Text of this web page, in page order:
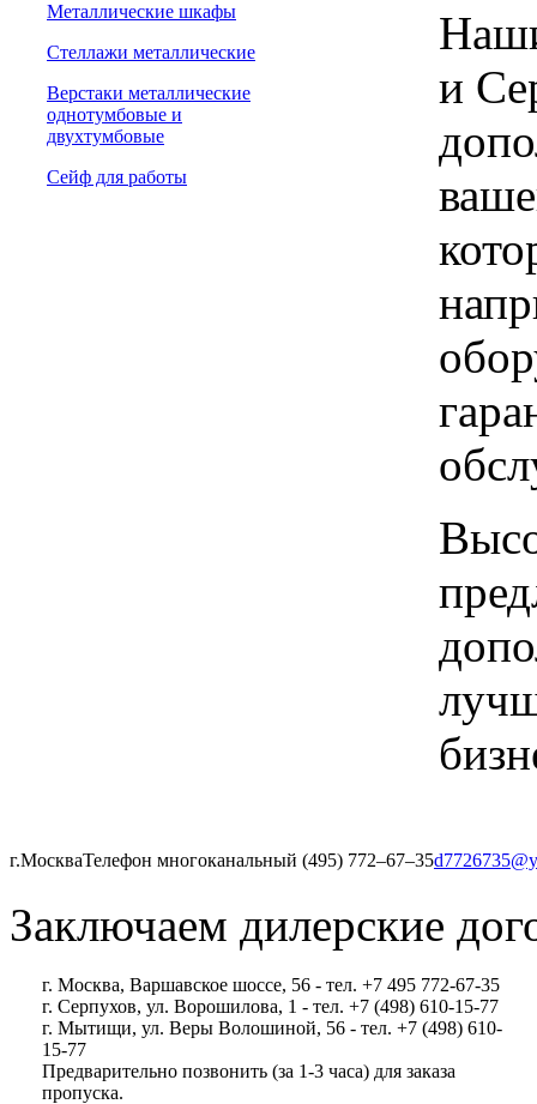
Металлические шкафы
Стеллажи металлические
Верстаки металлические
однотумбовые и
двухтумбовые
Сейф для работы
и
г.МоскваТелефон многоканальный (495) 772‒67‒35
Заключаем дилерские
г. Москва, Варшавское шоссе, 56 - тел. +7 495 772-67-35
г. Серпухов, ул. Ворошилова, 1 - тел. +7 (498) 610-15-77
г. Мытищи, ул. Веры Волошиной, 56 - тел. +7 (498) 610-
15-77
Предварительно позвонить (за 1-3 часа) для заказа
пропуска.